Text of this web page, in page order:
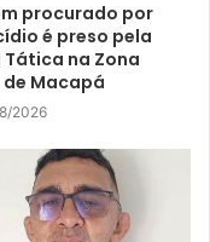
procurado por
é preso pela
Tática na Zona
Macapá
2026